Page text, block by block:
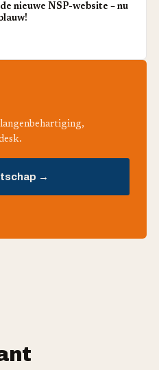
nieuwe NSP-website – nu
→